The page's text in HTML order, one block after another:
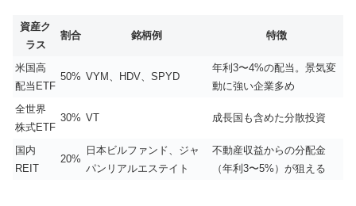
資産ク
ラス
割合 銘柄例 特徴
米国高
配当ETF
50% VYM、HDV、SPYD
年利3〜4%の配当。景気変
動に強い企業多め
全世界
株式ETF
30% VT 成長国も含めた分散投資
国内
REIT
20%
日本ビルファンド、ジャ
パンリアルエステイト
不動産収益からの分配金
（年利3〜5%）が狙える